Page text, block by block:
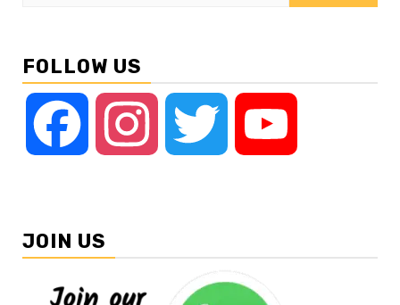
FOLLOW US
Facebook Instagram Twitter
JOIN US